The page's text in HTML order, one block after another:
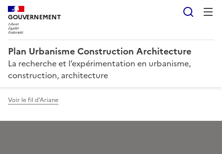
GOUVERNEMENT
Plan Urbanisme Construction Architecture
La recherche et l’expérimentation en urbanisme,
construction, architecture
Voir le fil d'Ariane